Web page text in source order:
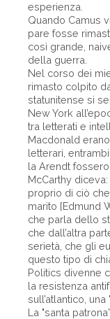
esperienza.
Quando Camus
pare fosse
così grande,
della guerra.
Nel corso dei
rimasto colpito
statunitense si
New York
tra letterati e
Macdonald
letterari,
la Arendt
McCarthy
proprio di ciò
marito [Edmund
che parla dello
che dall’altra
serietà, che gli
questo tipo di
Politics divenne
la resistenza
sull’atlantico,
La "santa